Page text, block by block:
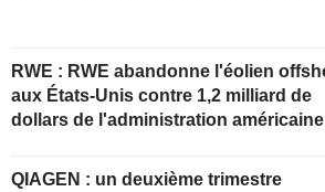
RWE : RWE abandonne l'éolien offshore
aux États-Unis contre 1,2 milliard de
dollars de l'administration américaine
QIAGEN : un deuxième trimestre